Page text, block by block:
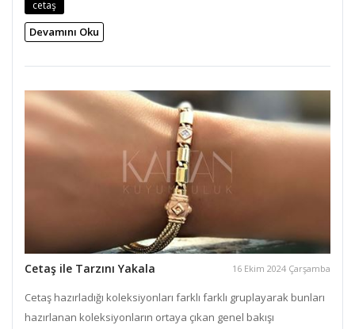
cetaş
Devamını Oku
Cetaş ile Tarzını Yakala 16 Ekim 2024 Çarşamba
Cetaş hazırladığı koleksiyonları farklı farklı gruplayarak bunları
hazırlanan koleksiyonların ortaya çıkan genel bakışı